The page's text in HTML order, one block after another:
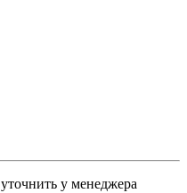
уточнить у менеджера